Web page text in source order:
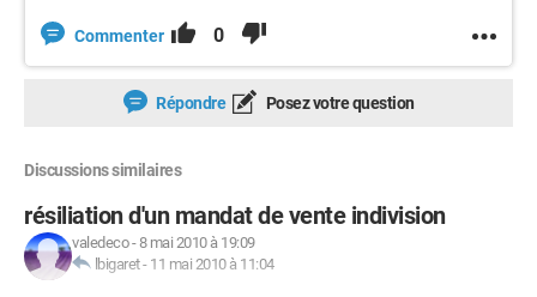
Commenter 0
Répondre Posez votre question
Discussions similaires
résiliation d'un mandat de vente indivision
valedeco-8 mai 2010 à 19:09
lbigaret- 11 mai 2010 à 11:04